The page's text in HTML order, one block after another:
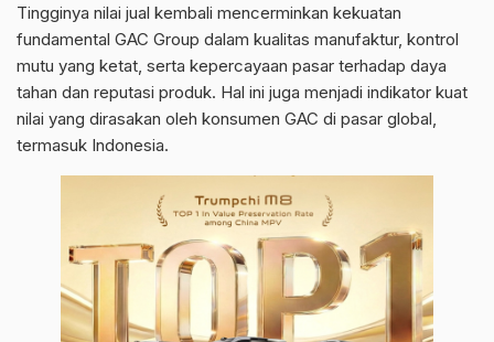
Tingginya nilai jual kembali mencerminkan kekuatan
fundamental GAC Group dalam kualitas manufaktur, kontrol
mutu yang ketat, serta kepercayaan pasar terhadap daya
tahan dan reputasi produk. Hal ini juga menjadi indikator kuat
nilai yang dirasakan oleh konsumen GAC di pasar global,
termasuk Indonesia.